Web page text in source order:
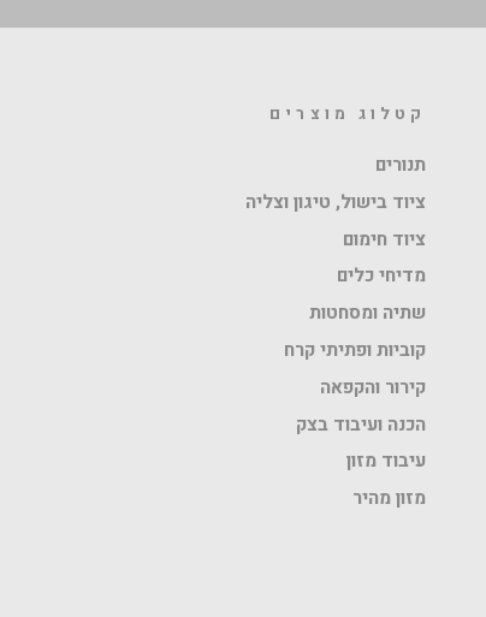
קטלוג מוצרים
תנורים
ציוד בישול, טיגון וצליה
ציוד חימום
מדיחי כלים
שתיה ומסחטות
קוביות ופתיתי קרח
קירור והקפאה
הכנה ועיבוד בצק
עיבוד מזון
מזון מהיר